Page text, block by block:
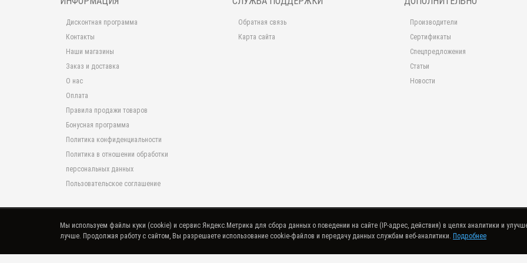
Дисконтная программа
Контакты
Наши магазины
Заказ и доставка
О нас
Оплата
Правила продажи товаров
Бонусная программа
Политика конфиденциальности
Политика в отношении обработки
персональных данных
Пользовательское соглашение
Обратная связь
Карта сайта
Производители
Сертификаты
Спецпредложения
Статьи
Новости
Мы используем файлы куки (cookie) и сервис Яндекс.Метрика для сбора данных о поведении на сайте (IP-адрес, действия) в целях аналитики и
лучше. Продолжая работу с сайтом, Вы разрешаете использование cookie-файлов и передачу данных службам веб-аналитики. Подробнее